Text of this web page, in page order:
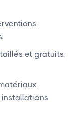
et gratuits,